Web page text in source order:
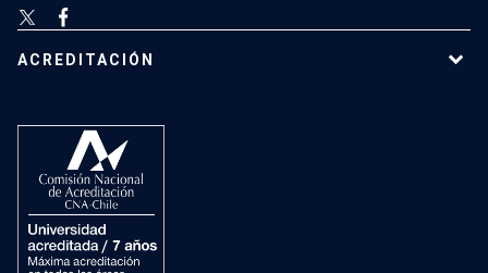
ACREDITACIÓN